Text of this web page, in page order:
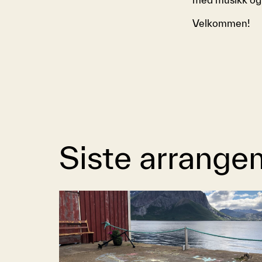
Velkommen!
Siste